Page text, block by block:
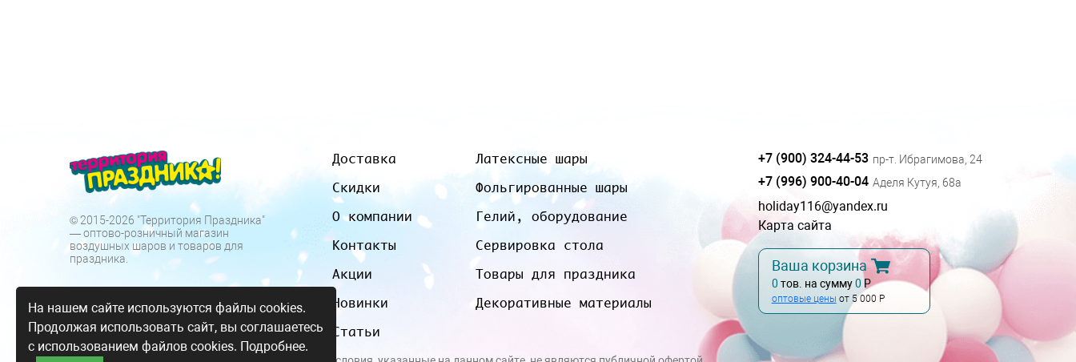
© 2015-2026 "Территория Праздника"
— оптово-розничный магазин
воздушных шаров и товаров для
праздника.
Доставка
Скидки
О компании
Контакты
Акции
Новинки
Статьи
Латексные шары
Фольгированные шары
Гелий, оборудование
Сервировка стола
Товары для праздника
Декоративные материалы
+7 (900) 324-44-53 пр-т. Ибрагимова, 24
+7 (996) 900-40-04 Аделя Кутуя, 68а
holiday116@yandex.ru
Карта сайта
Ваша корзина
0 тов. на сумму0 Р
оптовые цены от 5 000 Р
На нашем сайте используются файлы cookies.
Продолжая использовать сайт, вы соглашаетесь
с использованием файлов cookies. Подробнее.